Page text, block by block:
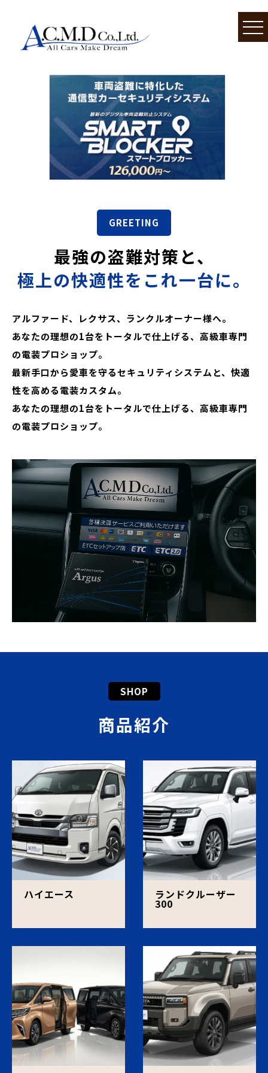
GREETING
最強の盗難対策と、
極上の快適性をこれ一台に。
アルファード、レクサス、ランクルオーナー様へ。
あなたの理想の1台をトータルで仕上げる、高級車専門
の電装プロショップ。
最新手口から愛車を守るセキュリティシステムと、快適
性を高める電装カスタム。
あなたの理想の1台をトータルで仕上げる、高級車専門
の電装プロショップ。
SHOP
商品紹介
ハイエース ランドクルーザー
300